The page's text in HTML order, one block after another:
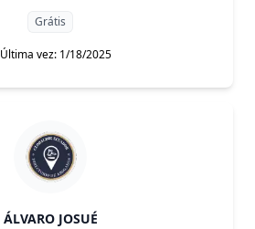
Grátis
Última vez: 1/18/2025
ÁLVARO JOSUÉ